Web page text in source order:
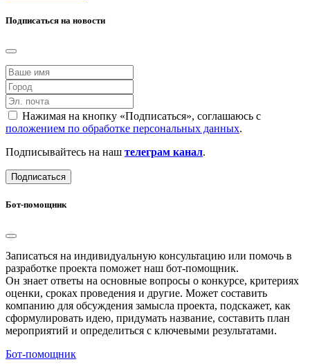
Подписаться на новости
Нажимая на кнопку «Подписаться», соглашаюсь с
положением по обработке персональных данных.
Подписывайтесь на наш телеграм канал.
Подписаться
Бот-помощник
Записаться на индивидуальную консультацию или помочь в
разработке проекта поможет наш бот-помощник.
Он знает ответы на основные вопросы о конкурсе, критериях
оценки, сроках проведения и другие. Может составить
компанию для обсуждения замысла проекта, подскажет, как
сформулировать идею, придумать название, составить план
мероприятий и определиться с ключевыми результатами.
Бот-помощник